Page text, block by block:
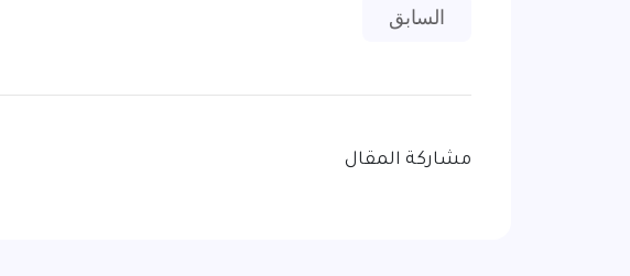
المقال السابق: عدد 30 ماي 2021
السابق
مشاركة المقال